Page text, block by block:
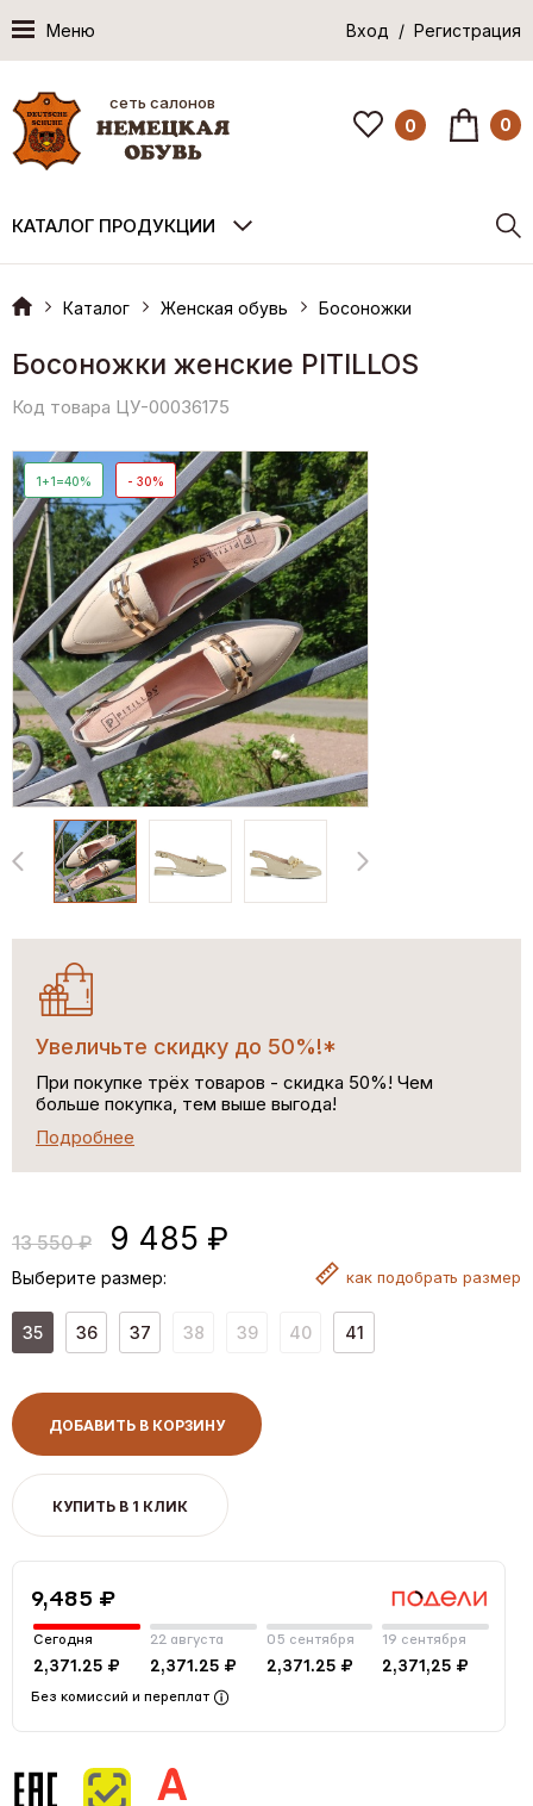
Меню Вход / Регистрация
сеть салонов
0 0
КАТАЛОГ ПРОДУКЦИИ
Каталог Женская обувь Босоножки
Босоножки женские PITILLOS
Код товара ЦУ-00036175
1+1=40% - 30%
Увеличьте скидку до 50%!*
При покупке трёх товаров - скидка 50%! Чем
больше покупка, тем выше выгода!
Подробнее
13 550 ₽ 9 485 ₽
Выберите размер: как подобрать размер
35 36 37 38 39 40 41
ДОБАВИТЬ В КОРЗИНУ
КУПИТЬ В 1 КЛИК
9,485 ₽
Сегодня
2,371.25 ₽
22 августа
2,371.25 ₽
05 сентября
2,371.25 ₽
19 сентября
2,371,25 ₽
Без комиссий и переплат